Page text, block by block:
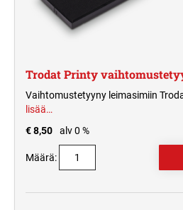
Trodat Printy
Vaihtomustetyyny leimasimiin
lisää…
€ 8,50
alv 0 %
Määrä: